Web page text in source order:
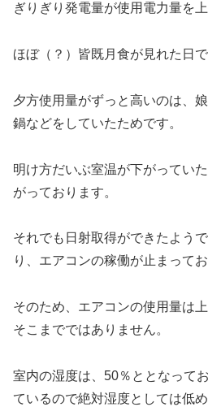
ぎりぎり発電量が使用電力量を
ほぼ（？）皆既月食が見れた日で
夕方使用量がずっと高いのは、
鍋などをしていたためです。
明け方だいぶ室温が下がってい
がっております。
それでも日射取得ができたよう
り、エアコンの稼働が止まってお
そのため、エアコンの使用量は
そこまでではありません。
室内の湿度は、50％ととなって
ているので絶対湿度としては低め